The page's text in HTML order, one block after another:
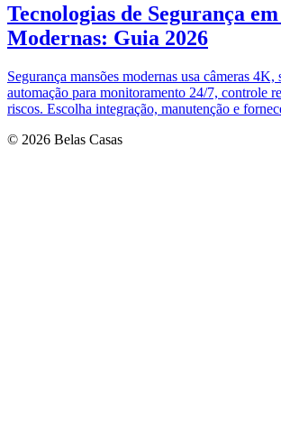
Tecnologias de Segurança
Modernas: Guia 2026
Segurança mansões modernas usa câmeras 4K,
automação para monitoramento 24/7, controle
riscos. Escolha integração, manutenção e
© 2026 Belas Casas